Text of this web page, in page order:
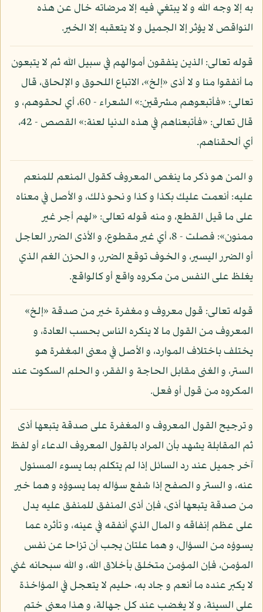
به إلا وجه الله و لا يبتغي فيه إلا مرضاته خال عن هذه
النواقص لا يؤثر إلا الجميل و لا يتعقبه إلا الخير.
قوله تعالى: الذين ينفقون أموالهم في سبيل الله ثم لا يتبعون
ما أنفقوا منا و لا أذى «إلخ»، الاتباع اللحوق و الإلحاق، قال
تعالى: «فأتبعوهم مشرقين:» الشعراء - 60، أي لحقوهم، و
قال تعالى: «فأتبعناهم في هذه الدنيا لعنة:» القصص - 42،
أي ألحقناهم.
و المن هو ذكر ما ينغص المعروف كقول المنعم للمنعم
عليه: أنعمت عليك بكذا و كذا و نحو ذلك، و الأصل في معناه
على ما قيل القطع، و منه قوله تعالى: «لهم أجر غير
ممنون»: فصلت - 8، أي غير مقطوع، و الأذى الضرر العاجل
أو الضرر اليسير، و الخوف توقع الضرر، و الحزن الغم الذي
يغلظ على النفس من مكروه واقع أو كالواقع.
قوله تعالى: قول معروف و مغفرة خير من صدقة «إلخ»
المعروف من القول ما لا ينكره الناس بحسب العادة، و
يختلف باختلاف الموارد، و الأصل في معنى المغفرة هو
الستر، و الغنى مقابل الحاجة و الفقر، و الحلم السكوت عند
المكروه من قول أو فعل.
و ترجيح القول المعروف و المغفرة على صدقة يتبعها أذى
ثم المقابلة يشهد بأن المراد بالقول المعروف الدعاء أو لفظ
آخر جميل عند رد السائل إذا لم يتكلم بما يسوء المسئول
عنه، و الستر و الصفح إذا شفع سؤاله بما يسوؤه و هما خير
من صدقة يتبعها أذى، فإن أذى المنفق للمنفق عليه يدل
على عظم إنفاقه و المال الذي أنفقه في عينه، و تأثره عما
يسوؤه من السؤال، و هما علتان يجب أن تزاحا عن نفس
المؤمن، فإن المؤمن متخلق بأخلاق الله، و الله سبحانه غني
لا يكبر عنده ما أنعم و جاد به، حليم لا يتعجل في المؤاخذة
على السيئة، و لا يغضب عند كل جهالة، و هذا معنى ختم